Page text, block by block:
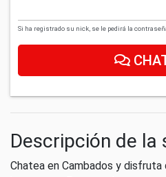
Si ha registrado su nick, se le pedirá la
Descripción de la
Chatea en Cambados y